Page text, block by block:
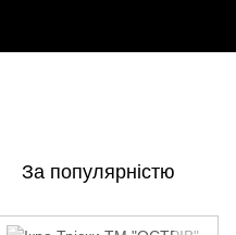
За популярністю